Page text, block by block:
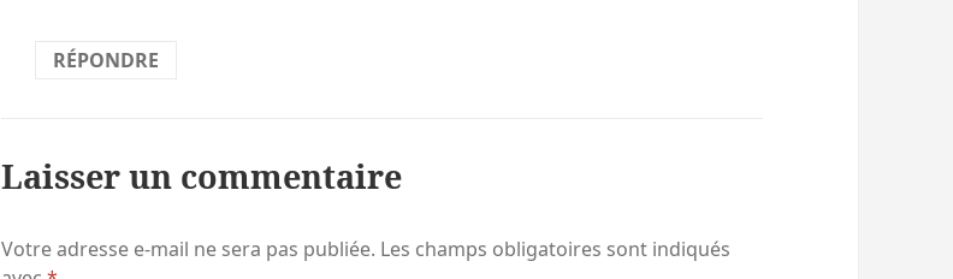
RÉPONDRE
Laisser un commentaire
Votre adresse e-mail ne sera pas publiée. Les champs obligatoires sont indiqués